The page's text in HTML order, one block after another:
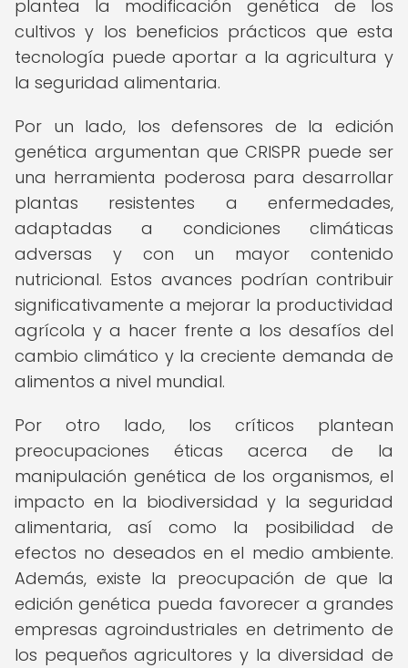
plantea la modificación genética de los
cultivos y los beneficios prácticos que esta
tecnología puede aportar a la agricultura y
la seguridad alimentaria.
Por un lado, los defensores de la edición
genética argumentan que CRISPR puede ser
una herramienta poderosa para desarrollar
plantas resistentes a enfermedades,
adaptadas a condiciones climáticas
adversas y con un mayor contenido
nutricional. Estos avances podrían contribuir
significativamente a mejorar la productividad
agrícola y a hacer frente a los desafíos del
cambio climático y la creciente demanda de
alimentos a nivel mundial.
Por otro lado, los críticos plantean
preocupaciones éticas acerca de la
manipulación genética de los organismos, el
impacto en la biodiversidad y la seguridad
alimentaria, así como la posibilidad de
efectos no deseados en el medio ambiente.
Además, existe la preocupación de que la
edición genética pueda favorecer a grandes
empresas agroindustriales en detrimento de
los pequeños agricultores y la diversidad de